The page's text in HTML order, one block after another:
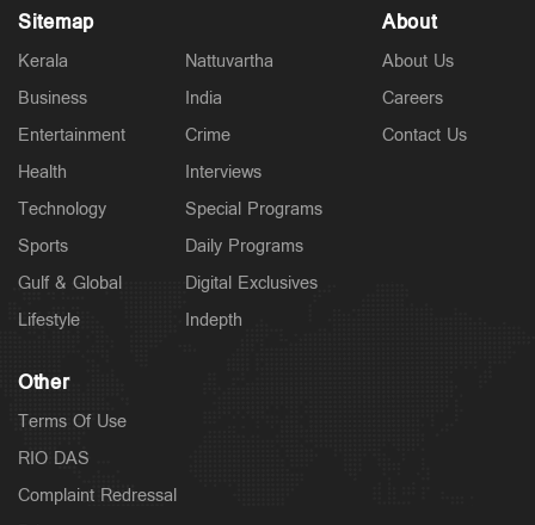
Latest
റൗഡികള്‍ പലതും പറയും; ആയങ്കിക്കെതിരെ തോക്ക്
3 hours ago
Sitemap
Kerala
Business
Entertainment
Health
Technology
Sports
Gulf & Global
Lifestyle
Nattuvartha
India
Crime
Interviews
Special Programs
Daily Programs
Digital Exclusives
Indepth
About
About Us
Careers
Contact Us
Other
Terms Of Use
RIO DAS
Complaint Redressal